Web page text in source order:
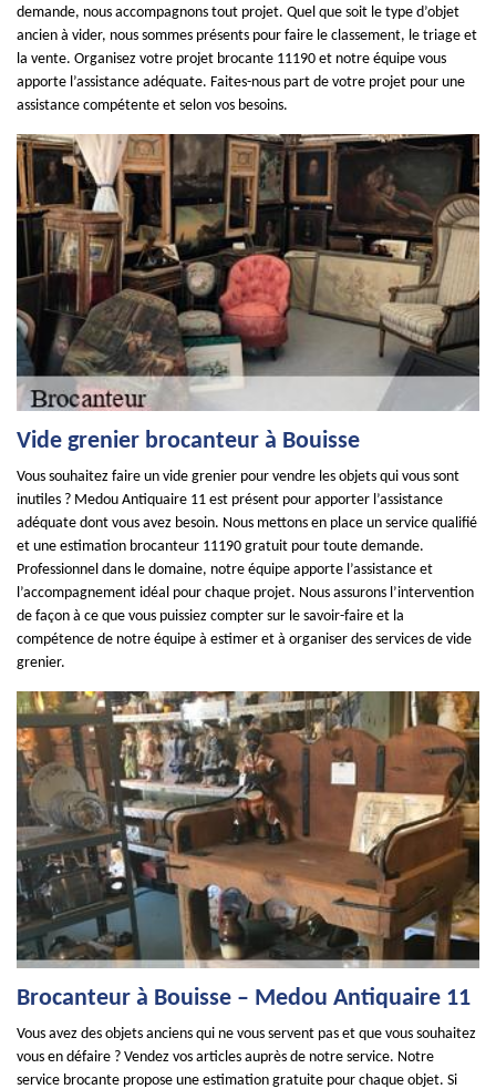
demande, nous accompagnons tout projet. Quel que soit le type d’objet
ancien à vider, nous sommes présents pour faire le classement, le triage et
la vente. Organisez votre projet brocante 11190 et notre équipe vous
apporte l’assistance adéquate. Faites-nous part de votre projet pour une
assistance compétente et selon vos besoins.
Vide grenier brocanteur à Bouisse
Vous souhaitez faire un vide grenier pour vendre les objets qui vous sont
inutiles ? Medou Antiquaire 11 est présent pour apporter l’assistance
adéquate dont vous avez besoin. Nous mettons en place un service qualifié
et une estimation brocanteur 11190 gratuit pour toute demande.
Professionnel dans le domaine, notre équipe apporte l’assistance et
l’accompagnement idéal pour chaque projet. Nous assurons l’intervention
de façon à ce que vous puissiez compter sur le savoir-faire et la
compétence de notre équipe à estimer et à organiser des services de vide
grenier.
Brocanteur à Bouisse – Medou Antiquaire 11
Vous avez des objets anciens qui ne vous servent pas et que vous souhaitez
vous en défaire ? Vendez vos articles auprès de notre service. Notre
service brocante propose une estimation gratuite pour chaque objet. Si